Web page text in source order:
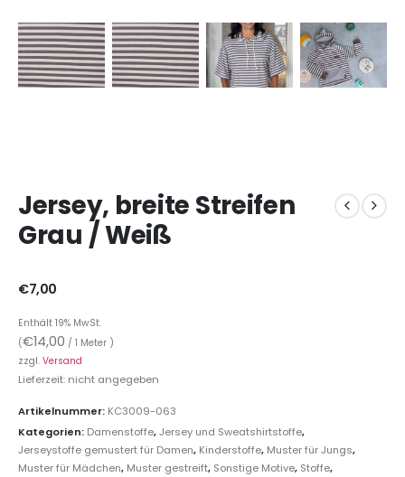
Jersey, breite Streifen
Grau / Weiß
€7,00
Enthält 19% MwSt.
(€14,00 / 1 Meter )
zzgl. Versand
Lieferzeit: nicht angegeben
Artikelnummer: KC3009-063
Kategorien: Damenstoffe,Jersey und Sweatshirtstoffe,
Jerseystoffe gemustert für Damen, Kinderstoffe, Muster für Jungs,
Muster für Mädchen, Muster gestreift, Sonstige Motive, Stoffe,